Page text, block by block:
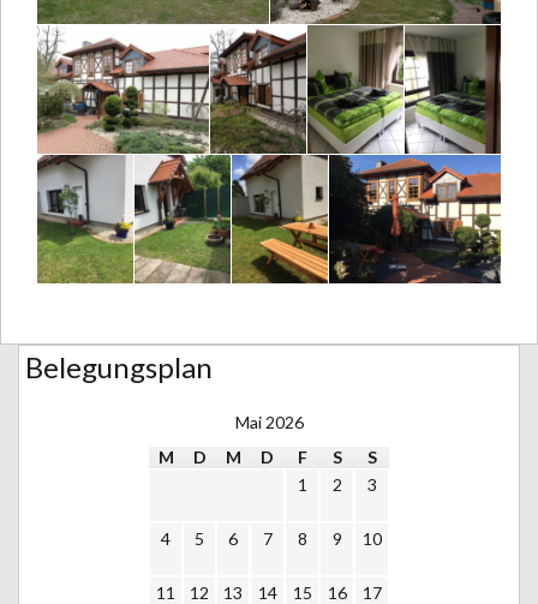
Belegungsplan
Mai 2026
M
D M D F S S
1 2 3
4 5 6 7 8 9 10
11 12 13 14 15 16 17